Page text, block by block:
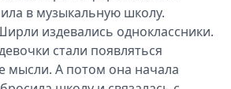
в музыкальную школу.
издевались одноклассники.
стали появляться
мысли. А потом она начала